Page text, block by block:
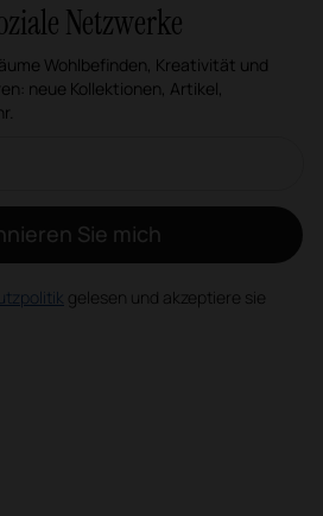
Netzwerke
Wohlbefinden, Kreativität und
neue Kollektionen, Artikel,
Sie mich
gelesen und akzeptiere sie